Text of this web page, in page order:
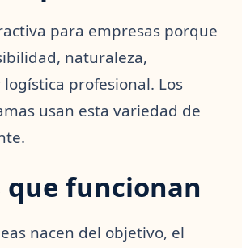
para empresas porque
naturaleza,
profesional. Los
usan esta variedad de
que funcionan
nacen del objetivo, el